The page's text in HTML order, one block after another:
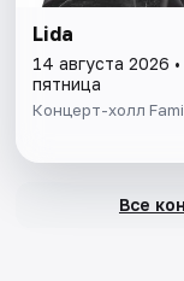
Lida
14 августа 2026 •
пятница
Концерт-холл
Все